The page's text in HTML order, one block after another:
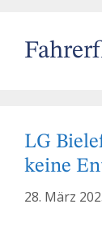
LG
keine
28. März